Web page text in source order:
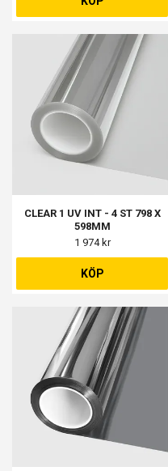
CLEAR 1 UV INT - 4 ST 798 X
598MM
1 974 kr
KÖP